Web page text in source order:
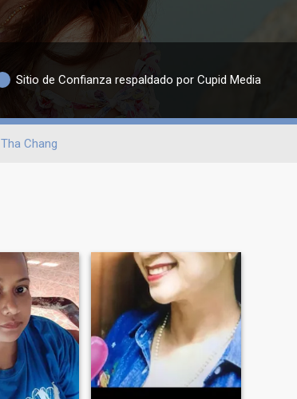
Sitio de Confianza respaldado por Cupid Media
Tha Chang